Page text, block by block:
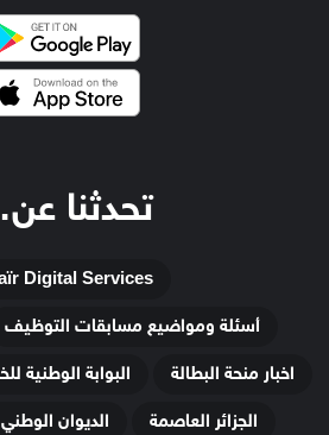
تحدثنا
Digital Services
أسئلة ومواضيع مسابقات التوظيف
اخبار منحة البطالة
البوابة الوطنية
الجزائر العاصمة
الديوان